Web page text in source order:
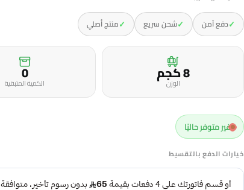
✓دفع آمن ✓شحن سريع ✓منتج أصلي
8 كجم الوزن 0
الكمية المتبقية
غير متوفر حاليًا
خيارات الدفع بالتقسيط